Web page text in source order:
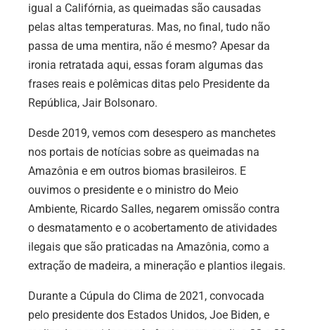
igual a Califórnia, as queimadas são causadas
pelas altas temperaturas. Mas, no final, tudo não
passa de uma mentira, não é mesmo? Apesar da
ironia retratada aqui, essas foram algumas das
frases reais e polêmicas ditas pelo Presidente da
República, Jair Bolsonaro.
Desde 2019, vemos com desespero as manchetes
nos portais de notícias sobre as queimadas na
Amazônia e em outros biomas brasileiros. E
ouvimos o presidente e o ministro do Meio
Ambiente, Ricardo Salles, negarem omissão contra
o desmatamento e o acobertamento de atividades
ilegais que são praticadas na Amazônia, como a
extração de madeira, a mineração e plantios ilegais.
Durante a Cúpula do Clima de 2021, convocada
pelo presidente dos Estados Unidos, Joe Biden, e